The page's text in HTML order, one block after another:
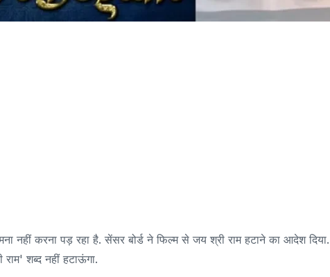
नहीं करना पड़ रहा है. सेंसर बोर्ड ने फिल्म से जय श्री राम हटाने का आदेश दिया.
शब्द नहीं हटाऊंगा.